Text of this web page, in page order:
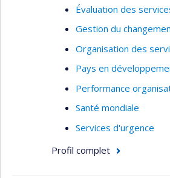
Évaluation des
Gestion du
Organisation des
Pays en
Performance
Santé mondiale
Services d'urgence
Profil complet